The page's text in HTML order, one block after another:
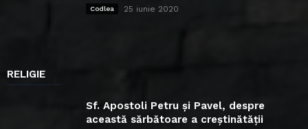
Codlea 25 iunie 2020
RELIGIE
Sf. Apostoli Petru și Pavel, despre
această sărbătoare a creștinătății